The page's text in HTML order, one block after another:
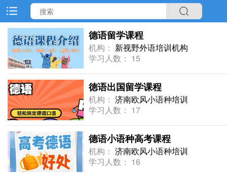
德语留学课程
机构： 新视野外语培训机构
学习人数： 15
徳语出国留学课程
机构： 济南欧风小语种培训
学习人数： 17
德语小语种高考课程
机构： 济南欧风小语种培训
学习人数： 16